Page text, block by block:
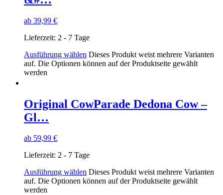
ab 39,99 €
Lieferzeit: 2 - 7 Tage
Ausführung wählen Dieses Produkt weist mehrere Varianten
auf. Die Optionen können auf der Produktseite gewählt
werden
Original CowParade Dedona Cow –
Gl…
ab 59,99 €
Lieferzeit: 2 - 7 Tage
Ausführung wählen Dieses Produkt weist mehrere Varianten
auf. Die Optionen können auf der Produktseite gewählt
werden